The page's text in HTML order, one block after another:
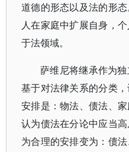
道德的形态以及法的形
人在家庭中扩展自身，
于法领域。
萨维尼将继承作为
基于对法律关系的分类
安排是：物法、债法、
认为债法在分论中应当
为合理的安排变为：债法